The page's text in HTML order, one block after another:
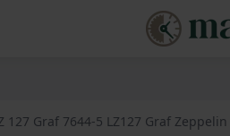
127 Graf 7644-5 LZ127 Graf Zeppelin